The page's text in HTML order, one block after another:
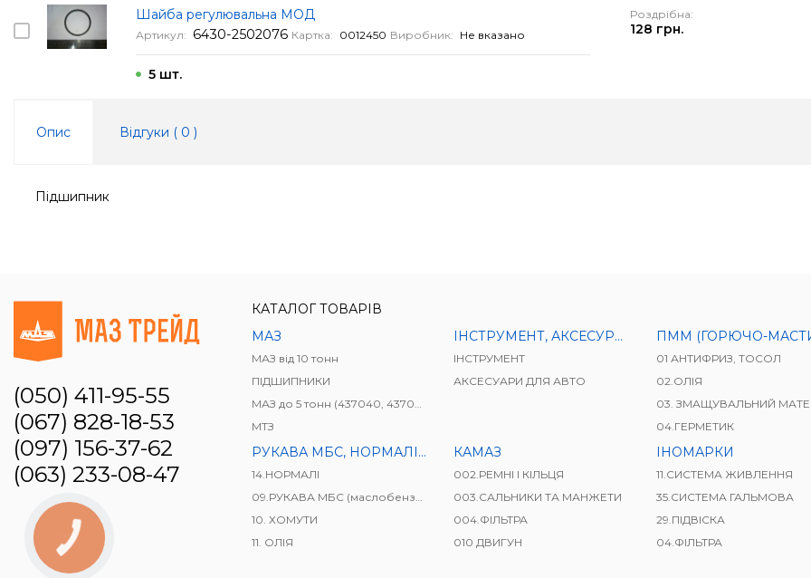
Шайба регулювальна МОД
Артикул: 6430-2502076 Картка: 0012450 Виробник: Не вказано
5 шт.
Роздрібна:
128 грн.
Опис Відгуки ( 0 )
Підшипник
(050) 411-95-55
(067) 828-18-53
(097) 156-37-62
(063) 233-08-47
КАТАЛОГ ТОВАРІВ
МАЗ
МАЗ від 10 тонн
ПІДШИПНИКИ
МАЗ до 5 тонн (437040, 437041, 437141)
МТЗ
ІНСТРУМЕНТ, АКСЕСУРИ ДЛЯ АВТО
ІНСТРУМЕНТ
АКСЕСУАРИ ДЛЯ АВТО
ПММ (ГОРЮЧО-МАСТИЛЬНІ
01 АНТИФРИЗ, ТОСОЛ
02.ОЛІЯ
03. ЗМАЩУВАЛЬНИЙ
04.ГЕРМЕТИК
РУКАВА МБС, НОРМАЛІ, ВУГІЛЬНИКИ, З'ЄДНЮВАЧІ
14.НОРМАЛІ
09.РУКАВА МБС (маслобензостійкі)
10. ХОМУТИ
11. ОЛІЯ
КАМАЗ
002.РЕМНІ І КІЛЬЦЯ
003.САЛЬНИКИ ТА МАНЖЕТИ
004.ФІЛЬТРА
010 ДВИГУН
ІНОМАРКИ
11.СИСТЕМА ЖИВЛЕННЯ
35.СИСТЕМА ГАЛЬМОВА
29.ПІДВІСКА
04.ФІЛЬТРА
КНОПКА
ЗВ'ЯЗКУ